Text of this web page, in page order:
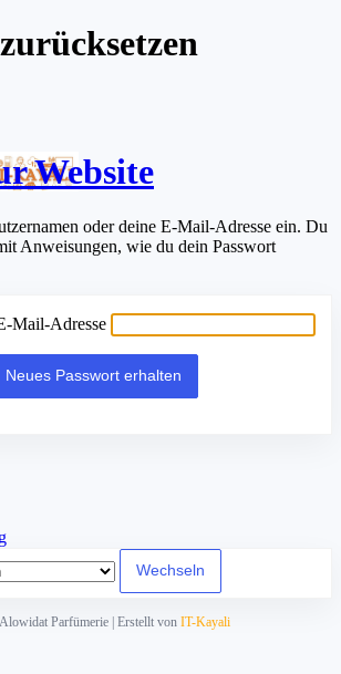
Website
oder deine E-Mail-Adresse ein. Du
Anweisungen, wie du dein Passwort
Mail-Adresse
Parfümerie | Erstellt von IT-Kayali